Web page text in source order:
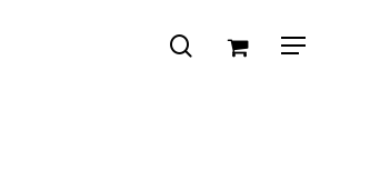
Menu
search